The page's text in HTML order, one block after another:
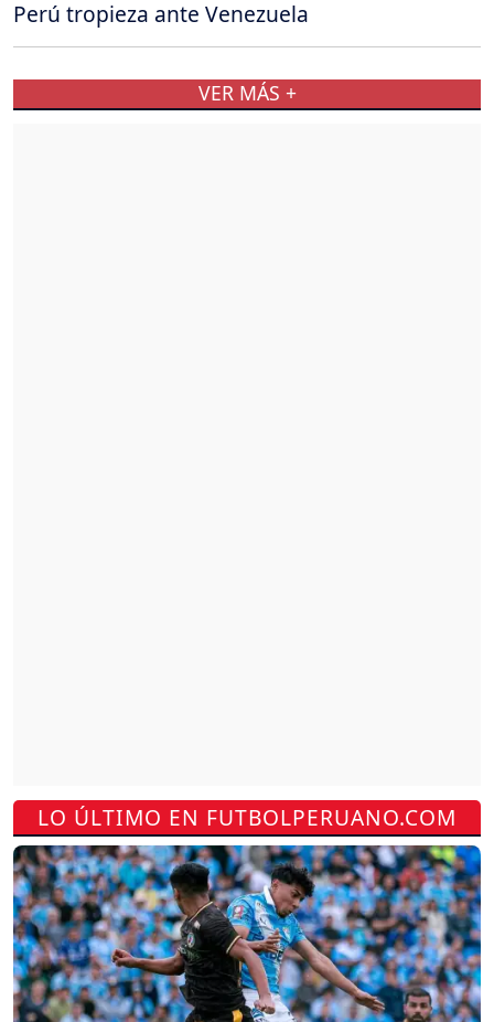
LO ÚLTIMO EN FUTBOLPERUANO.COM
Perú tropieza ante Venezuela
VER MÁS +